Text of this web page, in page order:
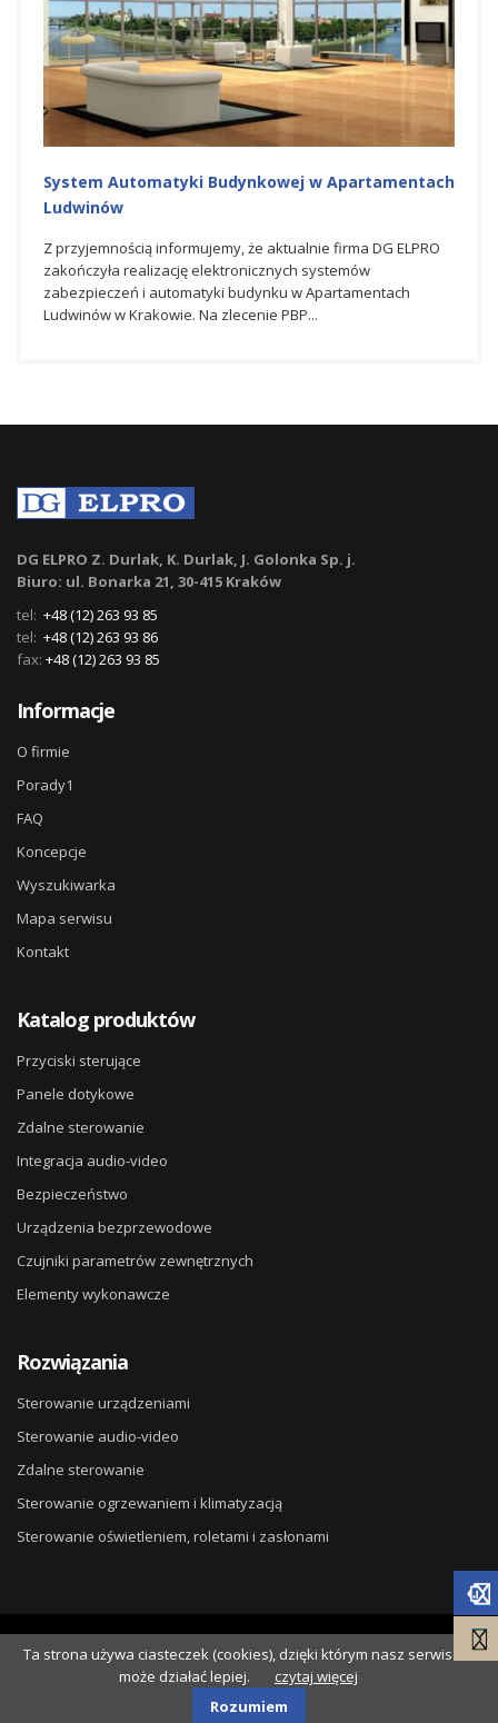
Ta strona używa ciasteczek (cookies), dzięki którym nasz serwis
może działać lepiej.
czytaj więcej
Rozumiem
System Automatyki Budynkowej w Apartamentach
Ludwinów
Z przyjemnością informujemy, że aktualnie firma DG ELPRO
zakończyła realizację elektronicznych systemów
zabezpieczeń i automatyki budynku w Apartamentach
Ludwinów w Krakowie. Na zlecenie PBP...
DG ELPRO Z. Durlak, K. Durlak, J. Golonka Sp. j.
Biuro: ul. Bonarka 21, 30-415 Kraków
tel: +48 (12) 263 93 85
tel: +48 (12) 263 93 86
fax: +48 (12) 263 93 85
Informacje
O firmie
Porady1
FAQ
Koncepcje
Wyszukiwarka
Mapa serwisu
Kontakt
Katalog produktów
Przyciski sterujące
Panele dotykowe
Zdalne sterowanie
Integracja audio-video
Bezpieczeństwo
Urządzenia bezprzewodowe
Czujniki parametrów zewnętrznych
Elementy wykonawcze
Rozwiązania
Sterowanie urządzeniami
Sterowanie audio-video
Zdalne sterowanie
Sterowanie ogrzewaniem i klimatyzacją
Sterowanie oświetleniem, roletami i zasłonami
© 2026 DG ELPRO
. Wdrożenie